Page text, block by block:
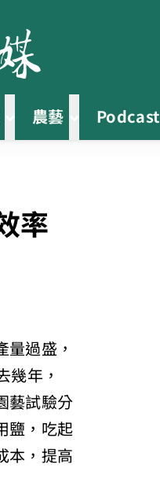
農藝 Podcast
率
過盛，
年，
試驗分
，吃起
，提高